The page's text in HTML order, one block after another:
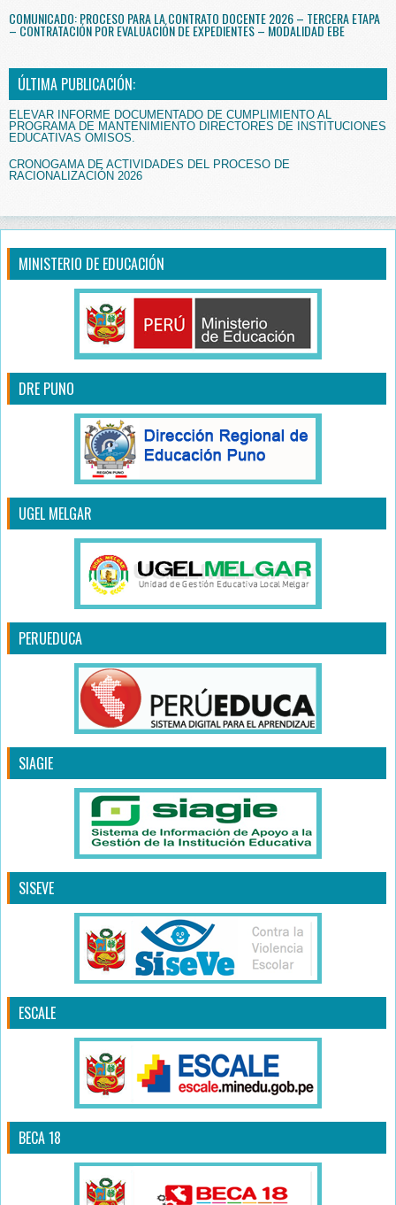
COMUNICADO: PROCESO PARA LA CONTRATO DOCENTE 2026 – TERCERA ETAPA
– CONTRATACIÓN POR EVALUACIÓN DE EXPEDIENTES – MODALIDAD EBE
ÚLTIMA PUBLICACIÓN:
ELEVAR INFORME DOCUMENTADO DE CUMPLIMIENTO AL
PROGRAMA DE MANTENIMIENTO DIRECTORES DE INSTITUCIONES
EDUCATIVAS OMISOS.
CRONOGAMA DE ACTIVIDADES DEL PROCESO DE
RACIONALIZACIÓN 2026
MINISTERIO DE EDUCACIÓN
DRE PUNO
UGEL MELGAR
PERUEDUCA
SIAGIE
SISEVE
ESCALE
BECA 18